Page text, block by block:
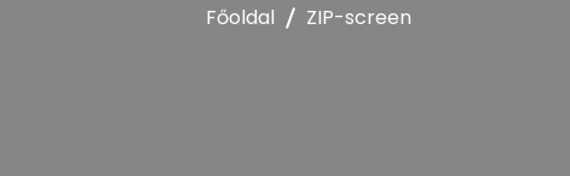
Főoldal ZIP-screen